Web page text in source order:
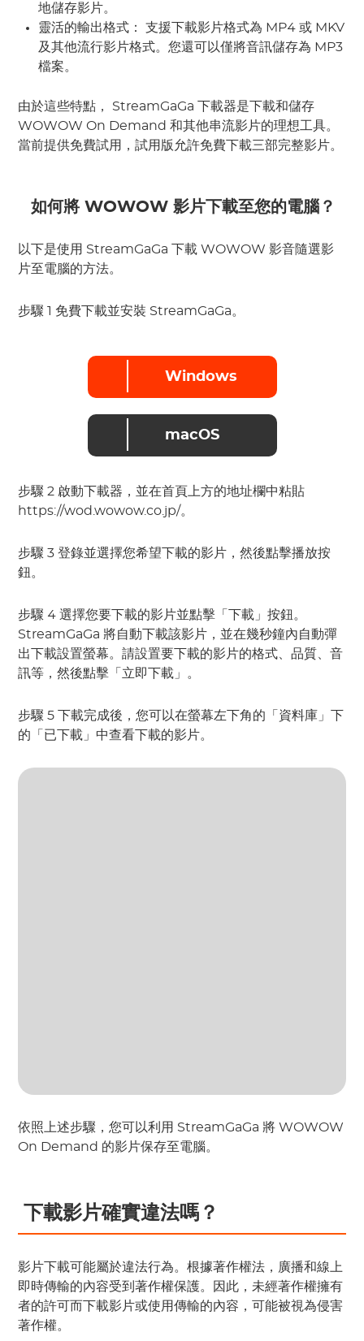
地儲存影片。
靈活的輸出格式： 支援下載影片格式為 MP4 或 MKV
及其他流行影片格式。您還可以僅將音訊儲存為 MP3
檔案。
由於這些特點， StreamGaGa 下載器是下載和儲存
WOWOW On Demand 和其他串流影片的理想工具。
當前提供免費試用，試用版允許免費下載三部完整影片。
如何將 WOWOW 影片下載至您的電腦？
以下是使用 StreamGaGa 下載 WOWOW 影音隨選影
片至電腦的方法。
步驟 1 免費下載並安裝 StreamGaGa。
Windows
macOS
步驟 2
https://wod.wowow.co.jp/。
步驟 3 登錄並選擇您希望下載的影片，然後點擊播放按
鈕。
步驟 4 選擇您要下載的影片並點擊「下載」按鈕。
StreamGaGa 將自動下載該影片 ，並在幾秒鐘內自動彈
出下載設置螢幕。請設置要下載的影片的格式、品質、音
訊等，然後點擊「立即下載」。
步驟 5 下載完成後，您可以在螢幕左下角的「資料庫」下
的「已下載」中查看下載的影片。
依照上述步驟，您可以利用 StreamGaGa 將 WOWOW
On Demand 的影片保存至電腦。
下載影片確實違法嗎？
影片下載可能屬於違法行為。根據著作權法，廣播和線上
即時傳輸的內容受到著作權保護。因此，未經著作權擁有
者的許可而下載影片或使用傳輸的內容，可能被視為侵害
著作權。